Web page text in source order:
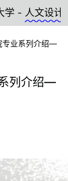
-人文设计-
专业系列介绍—
列介绍—